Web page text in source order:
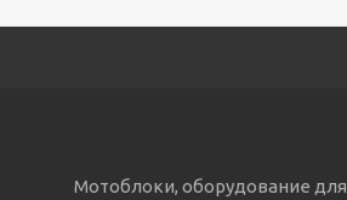
Мотоблоки, оборудование для